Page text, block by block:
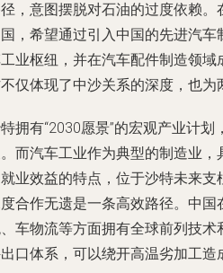
，意图摆脱对石油的过度依赖
，希望通过引入中国的先进汽
业枢纽，并在汽车配件制造领
仅体现了中沙关系的深度，也为
拥有“2030愿景”的宏观产业计
而汽车工业作为典型的制造业
业效益的特点，位于沙特未来
合作无遗是一条高效路径。中
车物流等方面拥有全球前列技
口体系，可以绕开高温劣加工造